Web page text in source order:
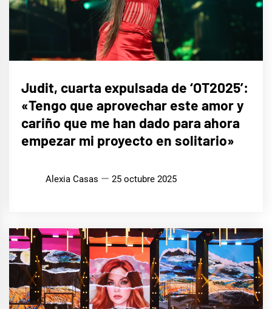
MÚSICA
Judit, cuarta expulsada de ‘OT2025’:
«Tengo que aprovechar este amor y
cariño que me han dado para ahora
empezar mi proyecto en solitario»
Alexia Casas 25 octubre 2025